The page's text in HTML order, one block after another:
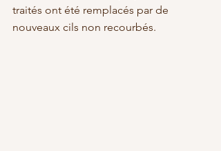
traités ont été remplacés par de
nouveaux cils non recourbés.